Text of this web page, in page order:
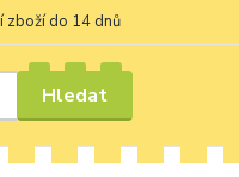
zboží do 14 dnů
Hledat